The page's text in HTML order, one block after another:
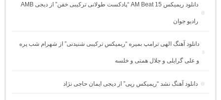
دانلود ریمیکس AM Beat 15 “پادکست طولانی ترکیبی خفن” از دیجی AMB
رادیو جوان
دانلود آهنگ الهی ترامپ بمیره “ریمیکس ترکیبی شنیدنی” از شهرام شب پره
و علی گرایلی و جلال همتی و خلسه
دانلود آهنگ نشد “ریمیکس رپی” از دیجی ایمان حاجی نژاد